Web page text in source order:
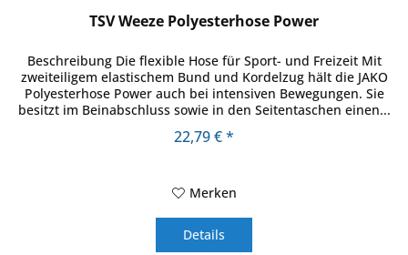
TSV Weeze Polyesterhose Power
Beschreibung Die flexible Hose für Sport- und Freizeit Mit
zweiteiligem elastischem Bund und Kordelzug hält die JAKO
Polyesterhose Power auch bei intensiven Bewegungen. Sie
besitzt im Beinabschluss sowie in den Seitentaschen einen...
22,79 € *
Merken
Details